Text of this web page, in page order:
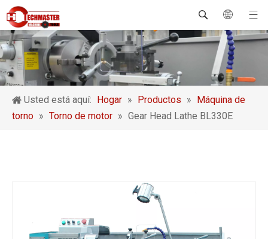
Usted está aquí: Hogar » Productos »
Máquina de
torno » Torno de motor » Gear Head Lathe BL330E